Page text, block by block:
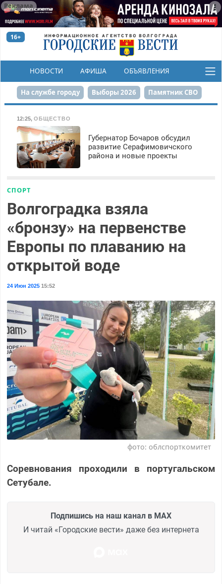
Реклама
16+
НОВОСТИ АФИША ОБЪЯВЛЕНИЯ
КОНКУРСЫ
На службе городу Выборы 2026 Памятник СВО
Набережная День Победы Реконструкция ЦПКиО
80-летие Победы Парк Героев-летчиков
12:25, ОБЩЕСТВО
Губернатор Бочаров обсудил
развитие Серафимовичского
района и новые проекты
СПОРТ
Волгоградка взяла
«бронзу» на первенстве
Европы по плаванию на
открытой воде
24 Июн 202515:52
фото: облспорткомитет
Соревнования проходили в португальском
Сетубале.
Подпишись на наш канал в MAX
И читай «Городские вести» даже без интернета